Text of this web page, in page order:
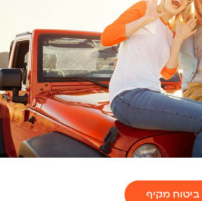
מקיף